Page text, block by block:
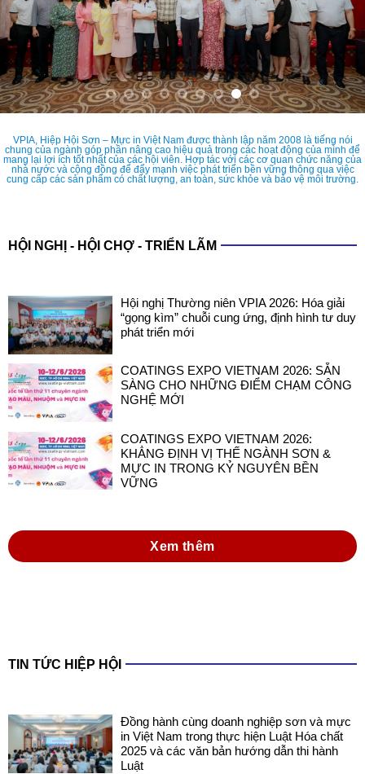
VPIA, Hiệp Hội Sơn – Mực in Việt Nam được thành lập năm 2008 là tiếng nói
chung của ngành góp phần nâng cao hiệu quả trong các hoạt động của mình để
mang lại lợi ích tốt nhất của các hội viên. Hợp tác với các cơ quan chức năng của
nhà nước và cộng đồng để đẩy mạnh việc phát triển bền vững thông qua việc
cung cấp các sản phẩm có chất lượng, an toàn, sức khỏe và bảo vệ môi trường.
HỘI NGHỊ - HỘI CHỢ - TRIỂN LÃM
Hội nghị Thường niên VPIA 2026: Hóa giải
“gọng kìm” chuỗi cung ứng, định hình tư duy
phát triển mới
COATINGS EXPO VIETNAM 2026: SẴN
SÀNG CHO NHỮNG ĐIỂM CHẠM CÔNG
NGHỆ MỚI
COATINGS EXPO VIETNAM 2026:
KHẲNG ĐỊNH VỊ THẾ NGÀNH SƠN &
MỰC IN TRONG KỶ NGUYÊN BỀN
VỮNG
Xem thêm
TIN TỨC HIỆP HỘI
Đồng hành cùng doanh nghiệp sơn và mực
in Việt Nam trong thực hiện Luật Hóa chất
2025 và các văn bản hướng dẫn thi hành
Luật